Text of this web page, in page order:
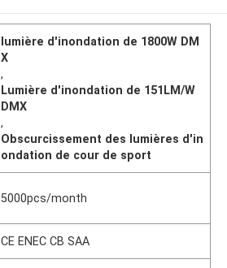
lumière d'inondation de 1800W DM
X
,
Lumière d'inondation de 151LM/W
DMX
,
Obscurcissement des lumières d'in
ondation de cour de sport
5000pcs/month
CE ENEC CB SAA